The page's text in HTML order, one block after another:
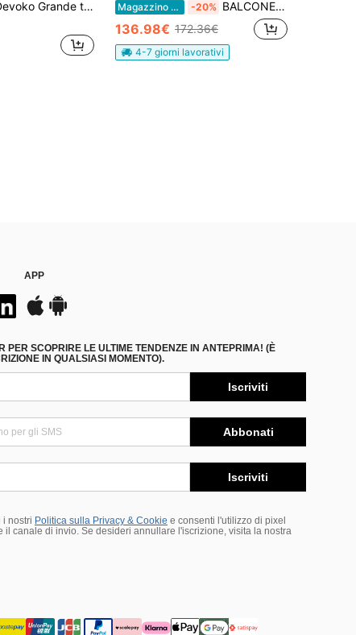
toletta con illuminazione LED regolabile, toletta con specchio, con 7 cassetti, 4 ripiani aperti e 2 prese di corrente, adatta per camere da letto, bianca
Magazzino EU -20% BALCONERA Toeletta nera con specchio – Tavolo da trucco con 4 cassetti, illuminazione e presa di corrente | Ideale come tavolo da trucco, toeletta e tavolo da toeletta
136.98€ 172.36€
4-7 giorni lavorativi
APP
PER SCOPRIRE LE ULTIME TENDENZE IN ANTEPRIMA! (È
IN QUALSIASI MOMENTO).
Iscriviti
Abbonati
Iscriviti
i nostri Politica sulla Privacy & Cookie e consenti l'utilizzo di pixel
il canale di invio. Se desideri annullare l'iscrizione, visita la nostra